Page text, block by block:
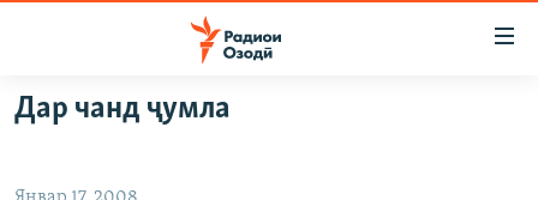
Ҷаҳиш
ба
аслӣ
ГӮШАҲО
Дар чанд ҷумла